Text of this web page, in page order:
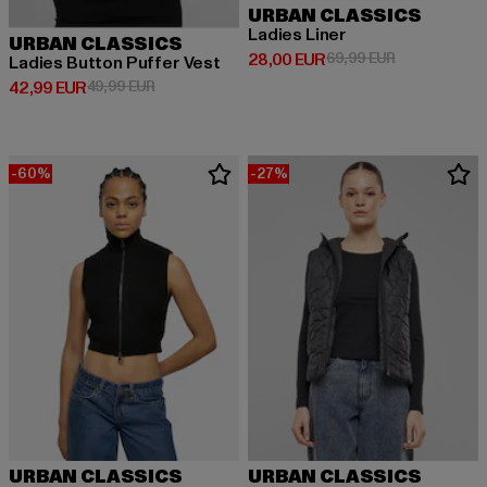
URBAN CLASSICS
Ladies Button Puffer Vest
42,99 EUR
Derzeitiger Preis: 42,99 EUR
49,99 EURAktionspreis: 49,99 EUR
URBAN CLASSICS
Ladies Liner
28,00 EUR
Derzeitiger Preis: 28,00 EUR
69,99 EURAktionspreis:
-60%
URBAN CLASSICS
-27%
URBAN CLASSICS